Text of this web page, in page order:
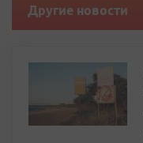
Другие новости